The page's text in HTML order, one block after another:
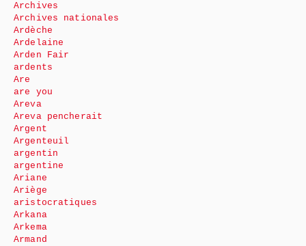
Archives
Archives nationales
Ardèche
Ardelaine
Arden Fair
ardents
Are
are you
Areva
Areva pencherait
Argent
Argenteuil
argentin
argentine
Ariane
Ariège
aristocratiques
Arkana
Arkema
Armand